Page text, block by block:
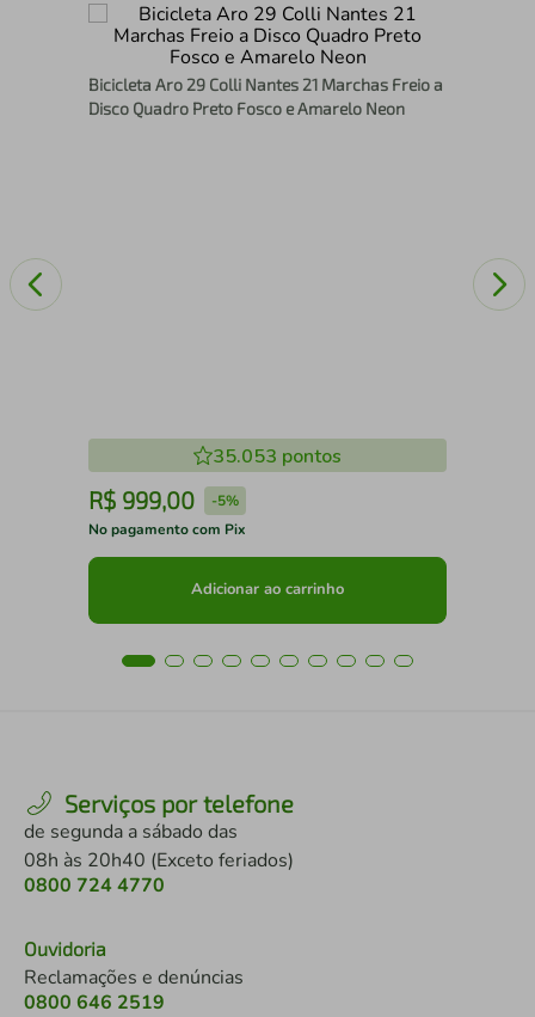
Bicicleta Aro 29 Colli Nantes 21 Marchas Freio a
Disco Quadro Preto Fosco e Amarelo Neon
35.053 pontos
R$ 999,00 -5%
No pagamento com Pix
Adicionar ao carrinho
Serviços por telefone
de segunda a sábado das
08h às 20h40 (Exceto feriados)
0800 724 4770
Ouvidoria
Reclamações e denúncias
0800 646 2519